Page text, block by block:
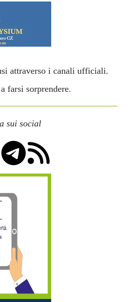
attraverso i canali ufficiali.
farsi sorprendere.
sui social